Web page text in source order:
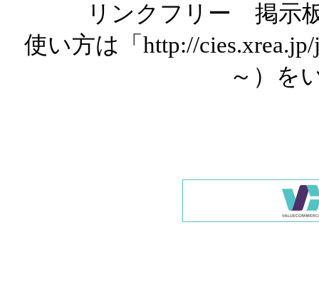
リンクフリー 掲示
使い方は「http://
～）を